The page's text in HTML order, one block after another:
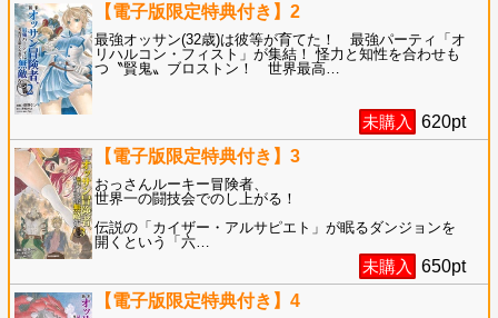
【電子版限定特典付き】2
最強オッサン(32歳)は彼等が育てた！ 最強パーティ「オ
リハルコン・フィスト」が集結！ 怪力と知性を合わせも
つ〝賢鬼〟ブロストン！ 世界最高
未購入 620pt
【電子版限定特典付き】3
おっさんルーキー冒険者、
世界一の闘技会でのし上がる！
伝説の「カイザー・アルサピエト」が眠るダンジョンを
開くという「六
未購入 650pt
【電子版限定特典付き】4